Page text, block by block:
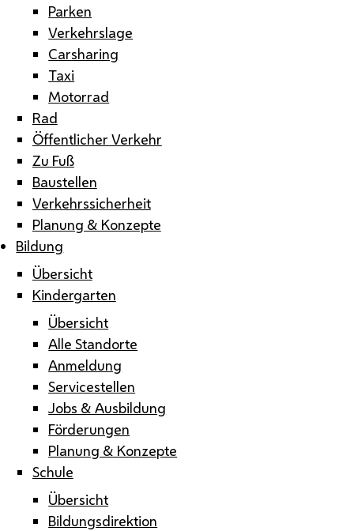
Parken
Verkehrslage
Carsharing
Taxi
Motorrad
Rad
Öffentlicher Verkehr
Zu Fuß
Baustellen
Verkehrssicherheit
Planung & Konzepte
Bildung
Übersicht
Kindergarten
Übersicht
Alle Standorte
Anmeldung
Servicestellen
Jobs & Ausbildung
Förderungen
Planung & Konzepte
Schule
Übersicht
Bildungsdirektion